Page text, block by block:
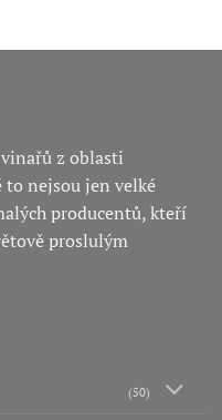
z oblasti
to nejsou jen velké
producentů, kteří
proslulým
(50)